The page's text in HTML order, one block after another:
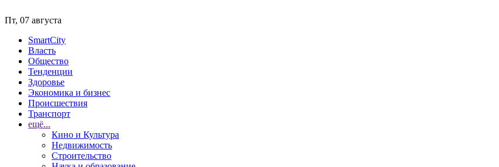
Пт, 07 августа
SmartCity
Власть
Общество
Тенденции
Здоровье
Экономика и бизнес
Происшествия
Транспорт
ещё...
Кино и Культура
Недвижимость
Строительство